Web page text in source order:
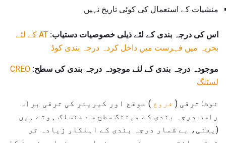
منشیات کے استعمال کی کوئی تاریخ نہیں
اس کی درجہ بندی کے لئے ذیلی خصوصیات دستیاب:
AT کے لئے
بحریہ میں فہرست میں داخل کردہ درجہ بندی کوڈ
موجودہ درجہ بندی کے لئے موجودہ درجہ بندی کی سطح: CREO
لسٹنگ
نوٹ: ترقی ( فروغ ) موقع اور کیریئر کی ترقی براہ
راست درجہ بندی کے میننگ سطح سے منسلک ہوتے ہیں
(یعنی، بے شمار درجہ بندی کے اہلکار زیادہ تر